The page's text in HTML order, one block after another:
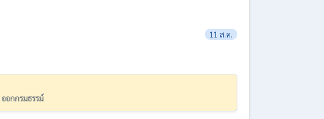
11 ส.ค.
ออกกรมธรรม์